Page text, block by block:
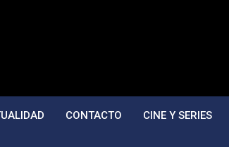
CONTACTO CINE Y SERIES